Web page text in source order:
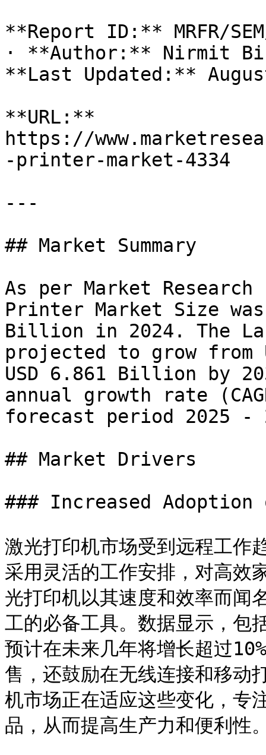
**Report ID:** MRFR/
· **Author:** Nirmit
**Last Updated:**
**URL:**
https://
-printer-market-4334
---
## Market Summary
As per Market
Printer Market Size
Billion in 2024. The
projected to grow
USD 6.861 Billion by
annual growth rate
forecast period 2025 -
## Market Drivers
### Increased Adoption
激光打印机市场受到远程工作
采用灵活的工作安排，对高效
光打印机以其速度和效率而闻
工的必备工具。数据显示，包
预计在未来几年将增长超过
售，还鼓励在无线连接和移动
机市场正在适应这些变化，专
品，从而提高生产力和便利性